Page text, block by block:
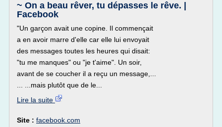
~ On a beau rêver, tu dépasses le rêve. |
Facebook
"Un garçon avait une copine. Il commençait
a en avoir marre d'elle car elle lui envoyait
des messages toutes les heures qui disait:
"tu me manques" ou "je t'aime". Un soir,
avant de se coucher il a reçu un message,...
... ...mais plutôt que de le...
Lire la suite
Site : facebook.com